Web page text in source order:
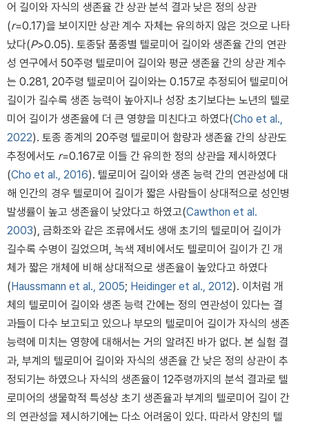
어 길이와 자식의 생존율 간 상관 분석 결과 낮은 정의 상관
(r=0.17)을 보이지만 상관 계수 자체는 유의하지 않은 것으로 나타
났다(P>0.05). 토종닭 품종별 텔로미어 길이와 생존율 간의 연관
성 연구에서 50주령 텔로미어 길이와 평균 생존율 간의 상관 계수
는 0.281, 20주령 텔로미어 길이와는 0.157로 추정되어 텔로미어
길이가 길수록 생존 능력이 높아지나 성장 초기보다는 노년의 텔로
미어 길이가 생존율에 더 큰 영향을 미친다고 하였다(Cho et al.,
2022). 토종 종계의 20주령 텔로미어 함량과 생존율 간의 상관도
추정에서도 r=0.167로 이들 간 유의한 정의 상관을 제시하였다
(Cho et al., 2016). 텔로미어 길이와 생존 능력 간의 연관성에 대
해 인간의 경우 텔로미어 길이가 짧은 사람들이 상대적으로 성인병
발생률이 높고 생존율이 낮았다고 하였고(Cawthon et al.
2003), 금화조와 같은 조류에서도 생애 초기의 텔로미어 길이가
길수록 수명이 길었으며, 녹색 제비에서도 텔로미어 길이가 긴 개
체가 짧은 개체에 비해 상대적으로 생존율이 높았다고 하였다
(Haussmann et al., 2005; Heidinger et al., 2012). 이처럼 개
체의 텔로미어 길이와 생존 능력 간에는 정의 연관성이 있다는 결
과들이 다수 보고되고 있으나 부모의 텔로미어 길이가 자식의 생존
능력에 미치는 영향에 대해서는 거의 알려진 바가 없다. 본 실험 결
과, 부계의 텔로미어 길이와 자식의 생존율 간 낮은 정의 상관이 추
정되기는 하였으나 자식의 생존율이 12주령까지의 분석 결과로 텔
로미어의 생물학적 특성상 초기 생존율과 부계의 텔로미어 길이 간
의 연관성을 제시하기에는 다소 어려움이 있다. 따라서 양친의 텔